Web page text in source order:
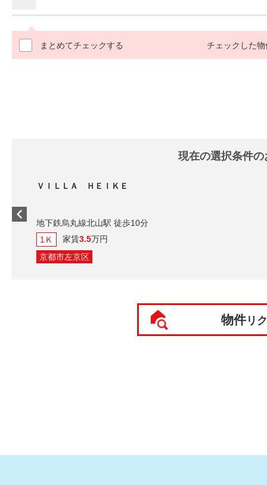
まとめてチェックする チェックした物
現在の選択条件
ＶＩＬＬＡ ＨＥＩＫＥ
地下鉄烏丸線北山駅 徒歩10分
1Ｋ
家賃3.5万円
京都市左京区
物件リ